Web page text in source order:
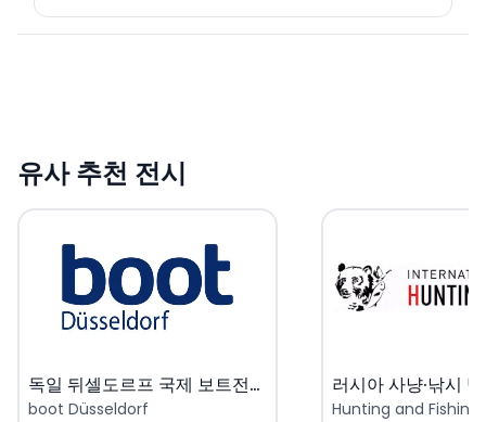
유사 추천 전시
독일 뒤셀도르프 국제 보트전시회 ..
boot Düsseldorf
Hunting and Fishing